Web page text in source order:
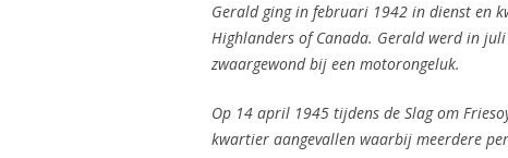
Gerald ging in februari 1942 in dienst en
Highlanders of Canada. Gerald werd in
zwaargewond bij een motorongeluk.
Op 14 april 1945 tijdens de Slag om
kwartier aangevallen waarbij meerdere